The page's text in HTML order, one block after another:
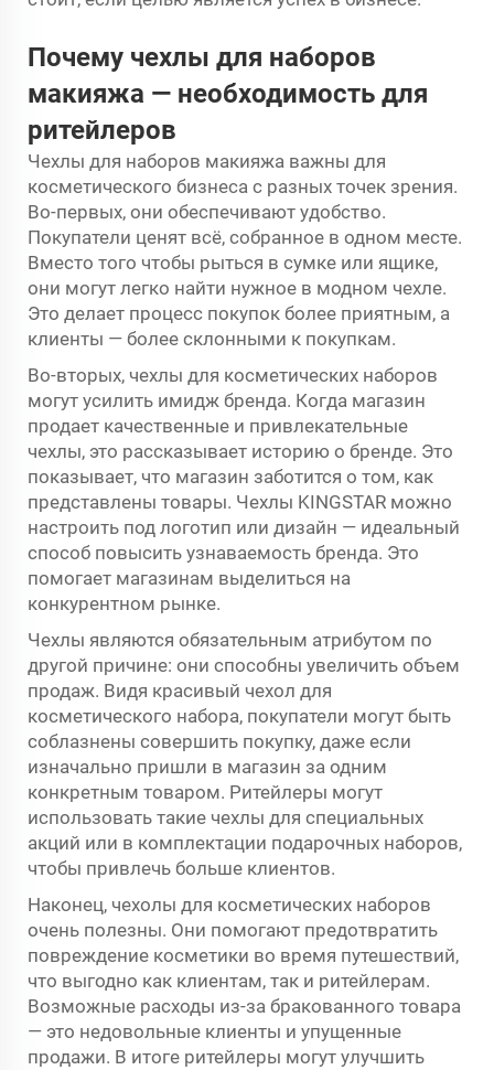
Почему чехлы для наборов
макияжа — необходимость для
ритейлеров
Чехлы для наборов макияжа важны для
косметического бизнеса с разных точек зрения.
Во-первых, они обеспечивают удобство.
Покупатели ценят всё, собранное в одном месте.
Вместо того чтобы рыться в сумке или ящике,
они могут легко найти нужное в модном чехле.
Это делает процесс покупок более приятным, а
клиенты — более склонными к покупкам.
Во-вторых, чехлы для косметических наборов
могут усилить имидж бренда. Когда магазин
продает качественные и привлекательные
чехлы, это рассказывает историю о бренде. Это
показывает, что магазин заботится о том, как
представлены товары. Чехлы KINGSTAR можно
настроить под логотип или дизайн — идеальный
способ повысить узнаваемость бренда. Это
помогает магазинам выделиться на
конкурентном рынке.
Чехлы являются обязательным атрибутом по
другой причине: они способны увеличить объем
продаж. Видя красивый чехол для
косметического набора, покупатели могут быть
соблазнены совершить покупку, даже если
изначально пришли в магазин за одним
конкретным товаром. Ритейлеры могут
использовать такие чехлы для специальных
акций или в комплектации подарочных наборов,
чтобы привлечь больше клиентов.
Наконец, чехолы для косметических наборов
очень полезны. Они помогают предотвратить
повреждение косметики во время путешествий,
что выгодно как клиентам, так и ритейлерам.
Возможные расходы из-за бракованного товара
— это недовольные клиенты и упущенные
продажи. В итоге ритейлеры могут улучшить